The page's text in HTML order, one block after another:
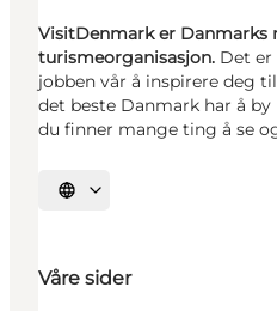
VisitDenmark er Danmarks
turismeorganisasjon. Det
jobben vår å inspirere deg
det beste Danmark har å by
du finner mange ting å se
Velg språk
Våre sider